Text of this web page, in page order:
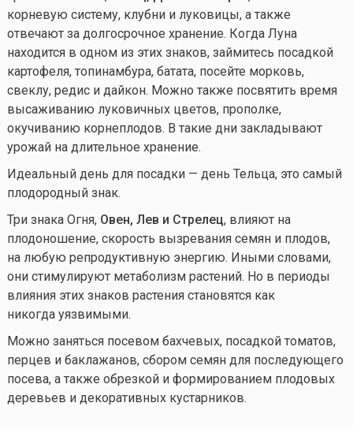
корневую систему, клубни и луковицы, а также
отвечают за долгосрочное хранение. Когда Луна
находится в одном из этих знаков, займитесь посадкой
картофеля, топинамбура, батата, посейте морковь,
свеклу, редис и дайкон. Можно также посвятить время
высаживанию луковичных цветов, прополке,
окучиванию корнеплодов. В такие дни закладывают
урожай на длительное хранение.
Идеальный день для посадки — день Тельца, это самый
плодородный знак.
Три знака Огня, Овен, Лев и Стрелец, влияют на
плодоношение, скорость вызревания семян и плодов,
на любую репродуктивную энергию. Иными словами,
они стимулируют метаболизм растений. Но в периоды
влияния этих знаков растения становятся как
никогда уязвимыми.
Можно заняться посевом бахчевых, посадкой томатов,
перцев и баклажанов, сбором семян для последующего
посева, а также обрезкой и формированием плодовых
деревьев и декоративных кустарников.